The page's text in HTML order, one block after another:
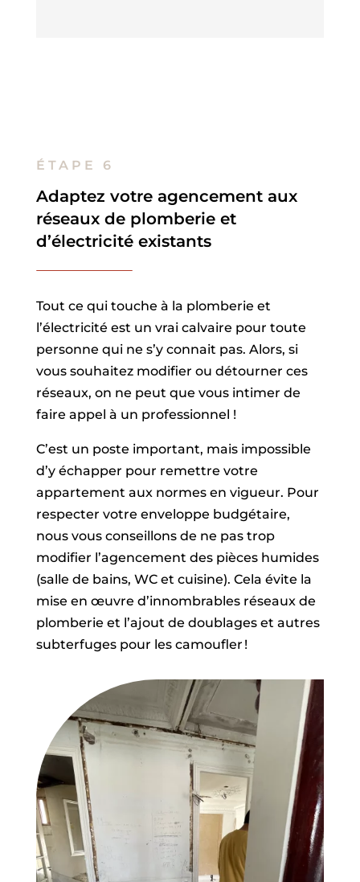
ÉTAPE 6
Adaptez votre agencement aux
réseaux de plomberie et
d’électricité existants
Tout ce qui touche à la plomberie et
l’électricité est un vrai calvaire pour toute
personne qui ne s’y connait pas. Alors, si
vous souhaitez modifier ou détourner ces
réseaux, on ne peut que vous intimer de
faire appel à un professionnel !
C’est un poste important, mais impossible
d’y échapper pour remettre votre
appartement aux normes en vigueur. Pour
respecter votre enveloppe budgétaire,
nous vous conseillons de ne pas trop
modifier l’agencement des pièces humides
(salle de bains, WC et cuisine). Cela évite la
mise en œuvre d’innombrables réseaux de
plomberie et l’ajout de doublages et autres
subterfuges pour les camoufler !